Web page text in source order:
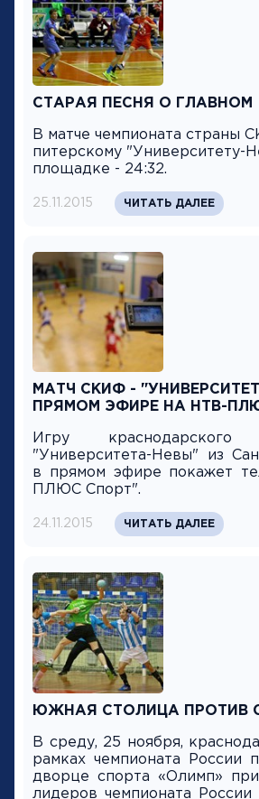
СТАРАЯ ПЕСНЯ О ГЛАВНОМ
В матче чемпионата страны
питерскому "Университету-
площадке - 24:32.
25.11.2015 ЧИТАТЬ ДАЛЕЕ
МАТЧ СКИФ -
ПРЯМОМ ЭФИРЕ НА НТВ-
Игру
"Университета-Невы" из
в прямом эфире покажет
ПЛЮС Спорт".
24.11.2015 ЧИТАТЬ ДАЛЕЕ
ЮЖНАЯ СТОЛИЦА ПРОТИВ
В среду, 25 ноября,
рамках чемпионата России
дворце спорта «Олимп»
лидеров чемпионата России